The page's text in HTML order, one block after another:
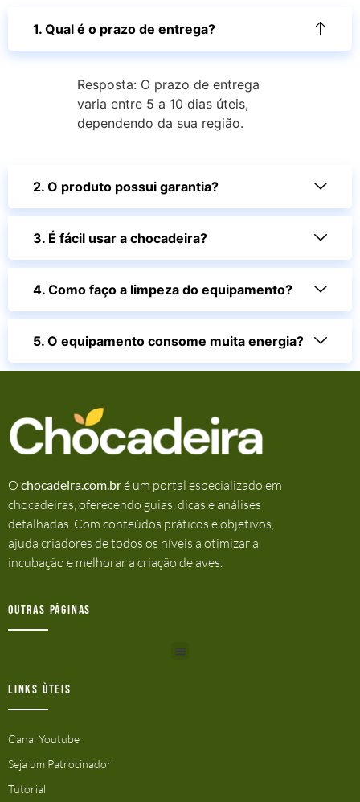
1. Qual é o prazo de entrega?
Resposta: O prazo de entrega
varia entre 5 a 10 dias úteis,
dependendo da sua região.
2. O produto possui garantia?
3. É fácil usar a chocadeira?
4. Como faço a limpeza do equipamento?
5. O equipamento consome muita energia?
O chocadeira.com.bré um portal especializado em
chocadeiras, oferecendo guias, dicas e análises
detalhadas. Com conteúdos práticos e objetivos,
ajuda criadores de todos os níveis a otimizar a
incubação e melhorar a criação de aves.
Outras Páginas
Links ùteis
Canal Youtube
Seja um Patrocinador
Tutorial